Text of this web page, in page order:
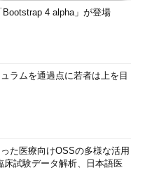
Bootstrap 4 alpha」が登場
ラムを通過点に若者は上を目
た医療向けOSSの多様な活用
試験データ解析、日本語医